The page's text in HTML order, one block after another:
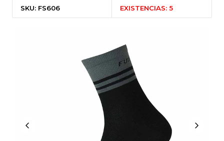
SKU: FS606 EXISTENCIAS: 5